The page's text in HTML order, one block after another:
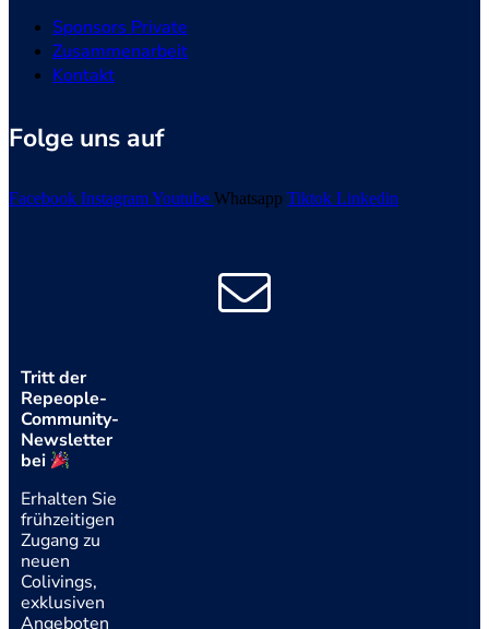
Sponsors Private
Zusammenarbeit
Kontakt
Folge uns auf
Facebook InstagramYoutube Whatsapp Tiktok Linkedin
Tritt der
Repeople-
Community-
Newsletter
bei
Erhalten Sie
frühzeitigen
Zugang zu
neuen
Colivings,
exklusiven
Angeboten